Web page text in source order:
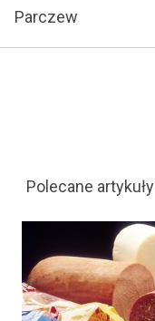
Parczew
Polecane artykuły